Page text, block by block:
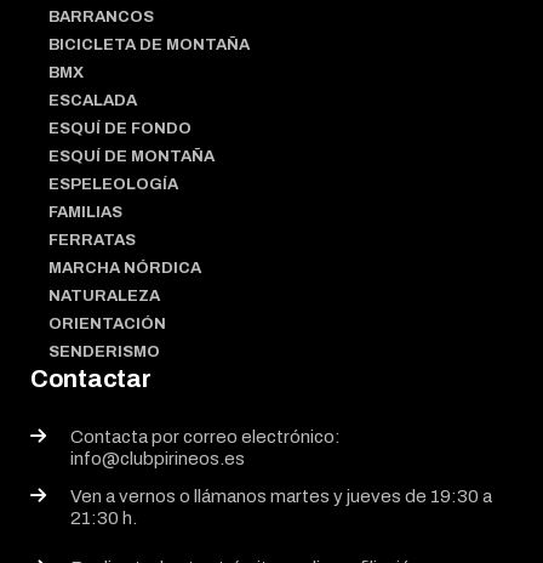
BARRANCOS
BICICLETA DE MONTAÑA
BMX
ESCALADA
ESQUÍ DE FONDO
ESQUÍ DE MONTAÑA
ESPELEOLOGÍA
FAMILIAS
FERRATAS
MARCHA NÓRDICA
NATURALEZA
ORIENTACIÓN
SENDERISMO
Contactar
Contacta por correo electrónico:
info@clubpirineos.es
Ven a vernos o llámanos martes y jueves de 19:30 a
21:30 h.